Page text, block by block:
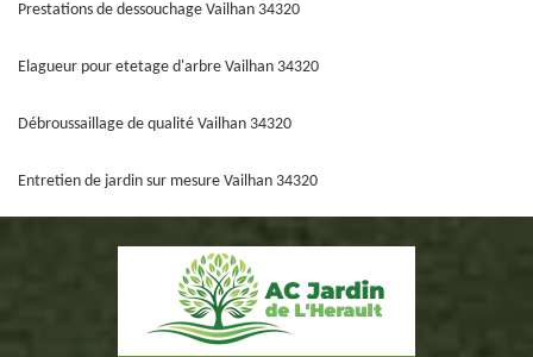
Prestations de dessouchage Vailhan 34320
Elagueur pour etetage d'arbre Vailhan 34320
Débroussaillage de qualité Vailhan 34320
Entretien de jardin sur mesure Vailhan 34320